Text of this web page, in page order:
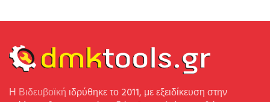
Η Βιδευβοϊκή ιδρύθηκε το 2011, με εξειδίκευση στην